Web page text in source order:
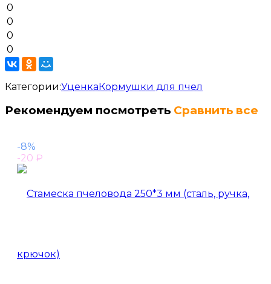
0
0
0
0
Категории:УценкаКормушки для пчел
Рекомендуем посмотреть Сравнить все
-8%
-20 ₽